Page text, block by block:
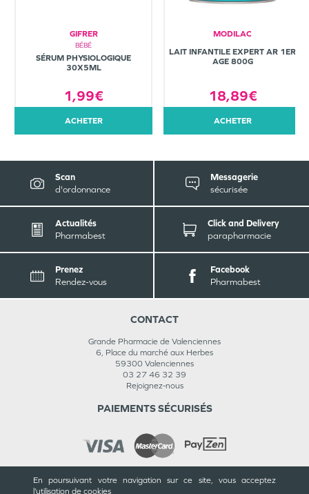
En poursuivant votre navigation sur ce site, vous acceptez
l’utilisation de cookies
GIFRER
BÉBÉ
SÉRUM PHYSIOLOGIQUE
30X5ML
1,99€
ACHETER
MODILAC
LAIT INFANTILE EXPERT AR 1ER
AGE 800G
18,89€
ACHETER
Scan
d'ordonnance
Messagerie
sécurisée
Actualités
Pharmabest
Click and Delivery
parapharmacie
Prenez
Rendez-vous
Facebook
Pharmabest
CONTACT
Grande Pharmacie de Valenciennes
6, Place du marché aux Herbes
59300 Valenciennes
03 27 46 32 39
Rejoignez-nous
INFORMATIONS
PAIEMENTS SÉCURISÉS